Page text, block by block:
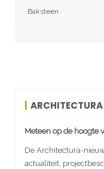
Baksteen
Meteen op de hoogte
De Architectura-
actualiteit,